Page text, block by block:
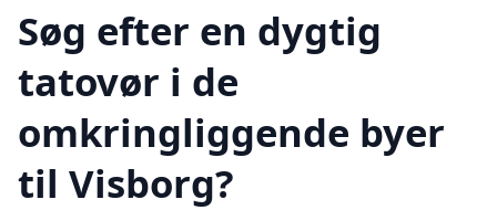
Søg efter en dygtig
tatovør i de
omkringliggende byer
til Visborg?